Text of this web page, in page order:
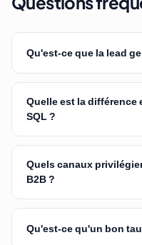
Qu'est-ce que la lead
Quelle est la différence
SQL ?
Quels canaux
B2B ?
Qu'est-ce qu'un bon